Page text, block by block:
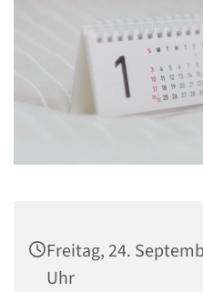
Freitag, 24.
Uhr